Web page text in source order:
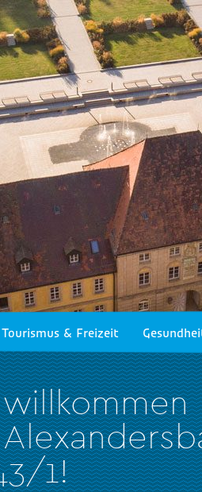
Tourismus & Freizeit
1!